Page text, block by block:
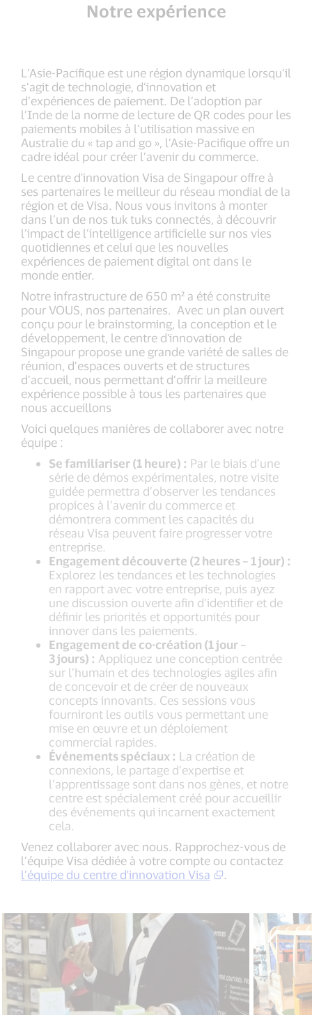
Notre expérience
L’Asie-Pacifique est une région dynamique lorsqu’il
s’agit de technologie, d’innovation et
d’expériences de paiement. De l’adoption par
l’Inde de la norme de lecture de QR codes pour les
paiements mobiles à l’utilisation massive en
Australie du « tap and go », l’Asie-Pacifique offre un
cadre idéal pour créer l’avenir du commerce.
Le centre d'innovation Visa de Singapour offre à
ses partenaires le meilleur du réseau mondial de la
région et de Visa. Nous vous invitons à monter
dans l’un de nos tuk tuks connectés, à découvrir
l’impact de l’intelligence artificielle sur nos vies
quotidiennes et celui que les nouvelles
expériences de paiement digital ont dans le
monde entier.
Notre infrastructure de 650 m² a été construite
pour VOUS, nos partenaires. Avec un plan ouvert
conçu pour le brainstorming, la conception et le
développement, le centre d'innovation de
Singapour propose une grande variété de salles de
réunion, d’espaces ouverts et de structures
d’accueil, nous permettant d’offrir la meilleure
expérience possible à tous les partenaires que
nous accueillons
Voici quelques manières de collaborer avec notre
équipe :
Se familiariser (1 heure) : Par le biais d’une
série de démos expérimentales, notre visite
guidée permettra d’observer les tendances
propices à l’avenir du commerce et
démontrera comment les capacités du
réseau Visa peuvent faire progresser votre
entreprise.
Engagement découverte (2 heures – 1 jour) :
Explorez les tendances et les technologies
en rapport avec votre entreprise, puis ayez
une discussion ouverte afin d’identifier et de
définir les priorités et opportunités pour
innover dans les paiements.
Engagement de co-création (1 jour –
3 jours) : Appliquez une conception centrée
sur l’humain et des technologies agiles afin
de concevoir et de créer de nouveaux
concepts innovants. Ces sessions vous
fourniront les outils vous permettant une
mise en œuvre et un déploiement
commercial rapides.
Événements spéciaux : La création de
connexions, le partage d’expertise et
l’apprentissage sont dans nos gènes, et notre
centre est spécialement créé pour accueillir
des événements qui incarnent exactement
cela.
Venez collaborer avec nous. Rapprochez-vous de
l’équipe Visa dédiée à votre compte ou contactez
l’équipe du centre d'innovation Visa
.